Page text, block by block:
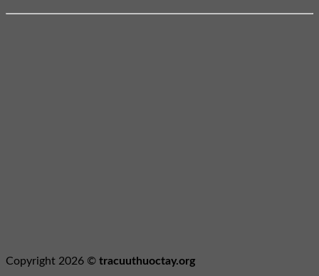
Copyright 2026 © tracuuthuoctay.org